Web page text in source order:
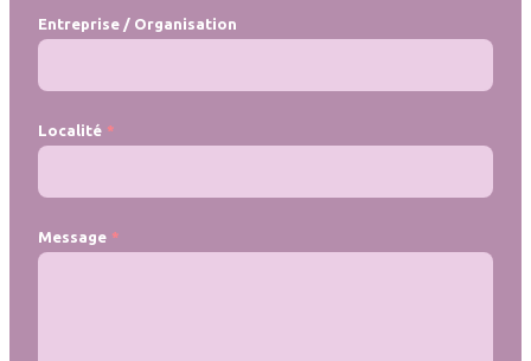
Entreprise / Organisation
Localité
Message